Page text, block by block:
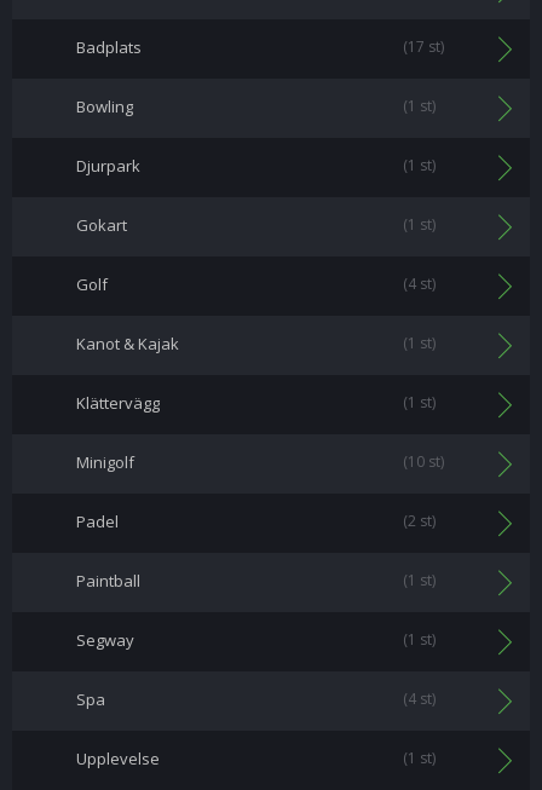
Badplats (17 st)
Bowling (1 st)
Djurpark (1 st)
Gokart (1 st)
Golf (4 st)
Kanot & Kajak (1 st)
Klättervägg (1 st)
Minigolf (10 st)
Padel (2 st)
Paintball (1 st)
Segway (1 st)
Spa (4 st)
Upplevelse (1 st)